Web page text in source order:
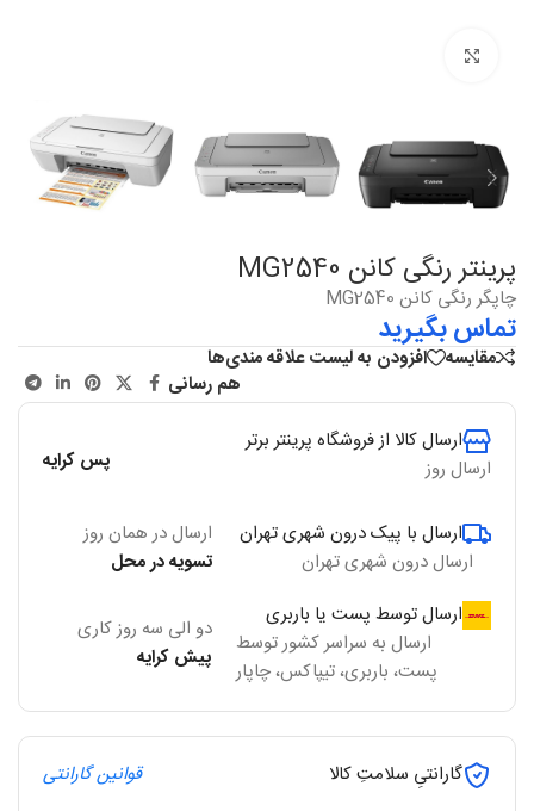
پرینتر رنگی کانن MG2540
چاپگر رنگی کانن MG2540
تماس بگیرید
مقایسه
افزودن به لیست علاقه مندی‌ها
هم رسانی
ارسال کالا از فروشگاه پرینتر برتر
ارسال روز
پس کرایه
ارسال با پیک درون شهری تهران
ارسال درون شهری تهران
ارسال در همان روز
تسویه در محل
ارسال توسط پست یا باربری
ارسال به سراسر کشور توسط
پست، باربری، تیپاکس، چاپار
دو الی سه روز کاری
پیش کرایه
گارانتیِ سلامتِ کالا
قوانین گارانتی